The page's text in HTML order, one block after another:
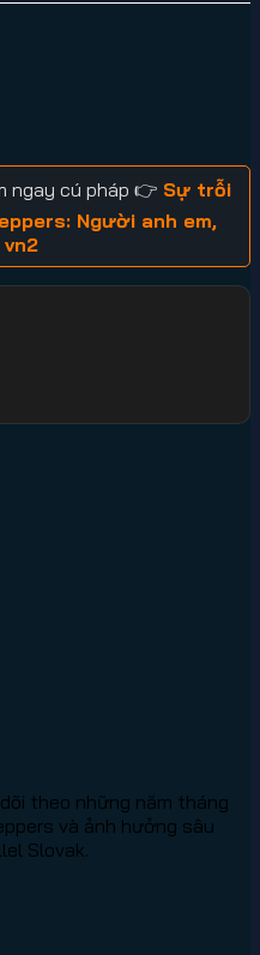
ngay cú pháp 👉 Sự trỗi
Người anh em,
theo những năm tháng
và ảnh hưởng sâu
Slovak.